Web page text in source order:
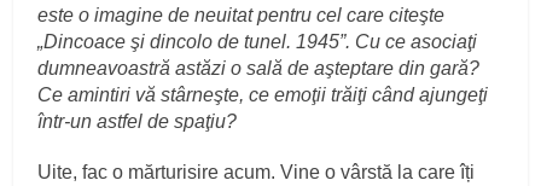
este o imagine de neuitat pentru cel care citeşte
„Dincoace şi dincolo de tunel. 1945”. Cu ce asociaţi
dumneavoastră astăzi o sală de aşteptare din gară?
Ce amintiri vă stârneşte, ce emoţii trăiţi când ajungeţi
într-un astfel de spaţiu?
Uite, fac o mărturisire acum. Vine o vârstă la care îți